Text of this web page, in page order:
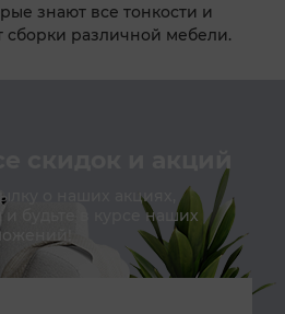
знают все тонкости и
различной мебели.
скидок и акций
о наших акциях,
и будьте в курсе наших